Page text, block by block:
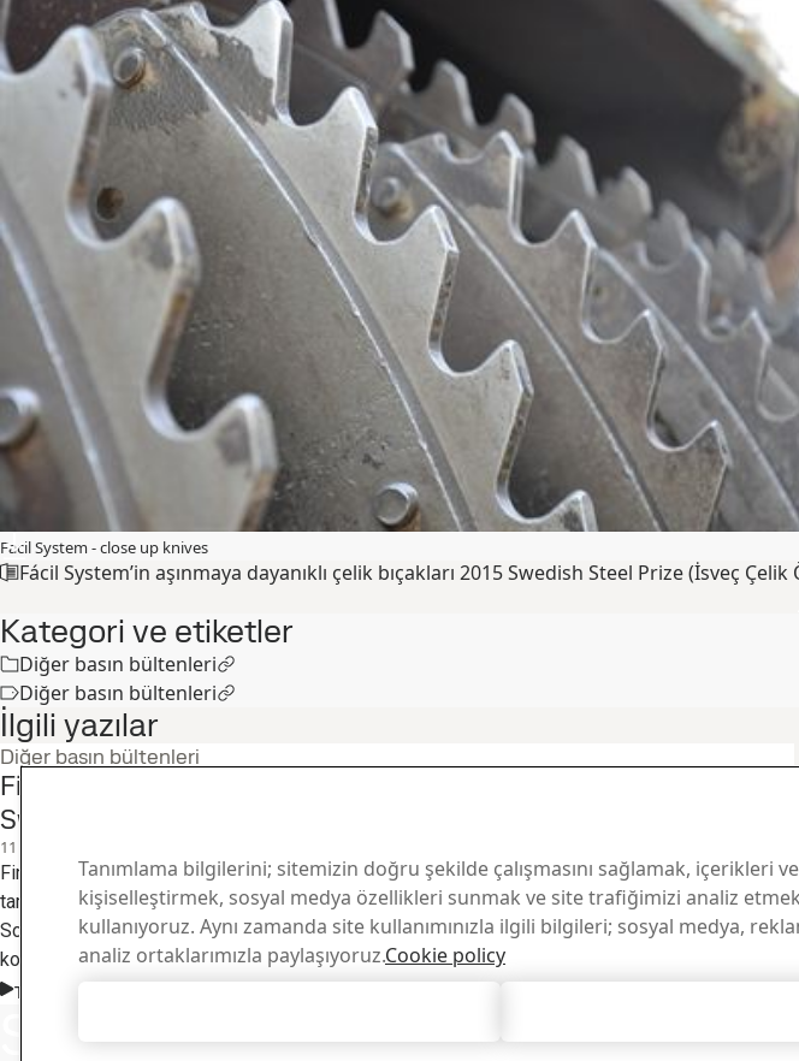
Facil System - close up knives
Fácil System’in aşınmaya dayanıklı çelik bıçakları 2015 Swedish Steel Prize (İsveç
Kategori ve etiketler
Diğer basın bültenleri
Diğer basın bültenleri
İlgili yazılar
Diğer basın bültenleri
Finli Ponsse’den yeni nesil orman hasat makinesi 2015 The
Swedish Steel Prize (İsveç çelik ödülleri) finalisti oldu
11
Finli şirket Ponsse Plc, tasarımcılarına yeni nesil bir orman hasat makinesi geliştirmeleri için
tam yetki verdi. Sonuçta, operatörün etrafında şekillendirilen ergonomiye odaklanmış Ponsse
Scorpion ortaya çıktı. Yüksek mukavemetli çelikler Ponsse’nin hem hasat performansının hem
kontrolünün gelişmesini sağladı. Ponsse Scorpion bu yılki Swedish Steel Prize için dört
finalistten birisi oldu.
Tüm öyküyü oku
SSAB ile
Tanımlama bilgilerini; sitemizin doğru şekilde çalışmasını sağlamak, içerikleri
kişiselleştirmek, sosyal medya özellikleri sunmak ve site trafiğimizi analiz
kullanıyoruz. Aynı zamanda site kullanımınızla ilgili bilgileri; sosyal medya,
analiz ortaklarımızla paylaşıyoruz.Cookie policy